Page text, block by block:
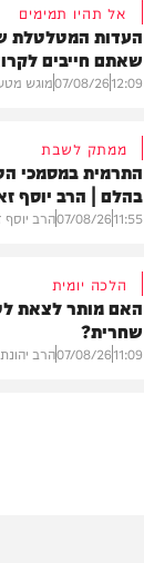
אל תהיו תמימים
העדות המטלטלת
שאתם חייבים
12:09
07/08/26מוגש
ממתק לשבת
התרמית במסמכי
בהלם | הרב יוסף
11:55
07/08/26הרב יוסף
הלכה יומית
האם מותר לצאת
שחרית?
11:09
07/08/26הרב